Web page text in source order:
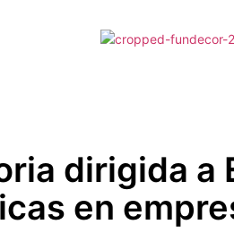
dirigida a
en